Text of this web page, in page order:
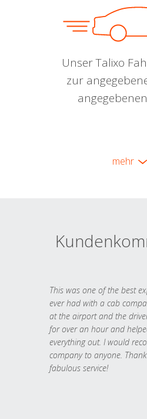
Unser Talixo
zur
mehr
This was one of the best
ever had with a cab
at the airport and the
for over an hour and
everything out. I would
company to anyone.
fabulous service!